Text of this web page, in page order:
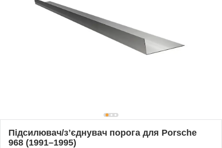
Підсилювач/зʼєднувач порога для Porsche
968 (1991–1995)